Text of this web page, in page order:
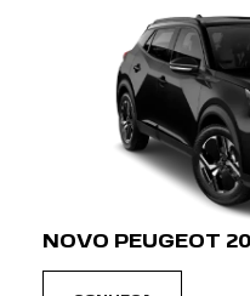
NOVO PEUGEOT